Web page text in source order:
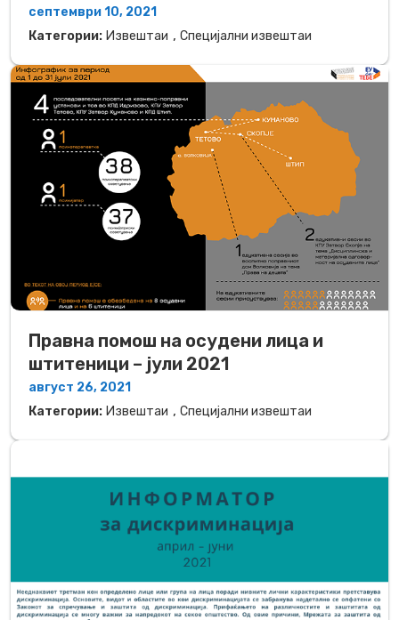
септември 10, 2021
Категории: Извештаи , Специјални извештаи
Правна помош на осудени лица и
штитеници – јули 2021
август 26, 2021
Категории: Извештаи , Специјални извештаи